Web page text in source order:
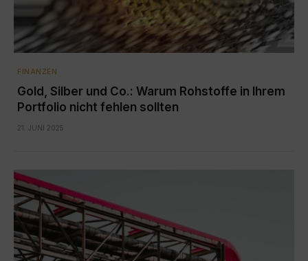
FINANZEN
Gold, Silber und Co.: Warum Rohstoffe in Ihrem
Portfolio nicht fehlen sollten
21. JUNI 2025